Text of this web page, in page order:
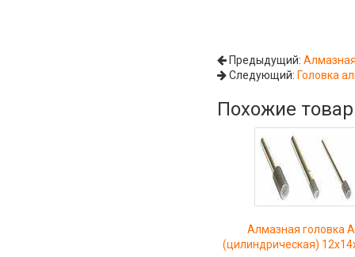
Предыдущий:
Следующий: Головка
Похожие
Алмазная головка
(цилиндрическая)